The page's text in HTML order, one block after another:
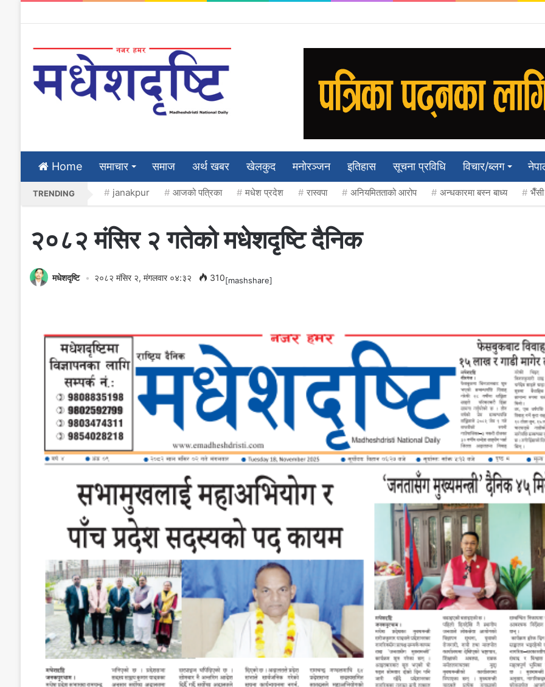
Home समाचार समाज अर्थ खबर खेलकुद मनाेरञ्जन इतिहास सूचना प्रविधि विचार/ब्लग
TRENDING janakpur आजको पत्रिका मधेश प्रदेश रास्वपा अनियमितताको आरोप अन्धकारमा बस्न बाध्य
२०८२ मंसिर २ गतेको मधेशदृष्टि दैनिक
मधेशदृष्टि २०८२ मंसिर २, मंगलवार ०४:३२ 310[mashshare]